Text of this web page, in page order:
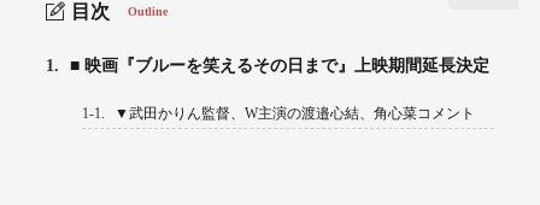
目次 Outline
1. ■ 映画『ブルーを笑えるその日まで』上映期間延長決定
1-1. ▼武田かりん監督、W主演の渡邉心結、角心菜コメント